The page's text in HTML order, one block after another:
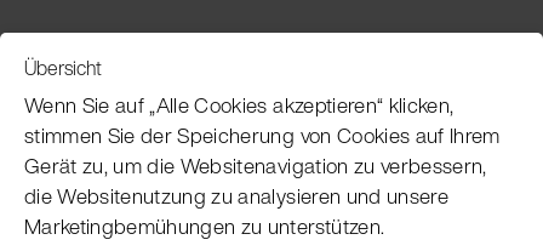
Pacojet Newsletter
Möchten Sie regelmäßig über Neuigkeiten,
Übersicht
Wenn Sie auf „Alle Cookies akzeptieren“ klicken,
stimmen Sie der Speicherung von Cookies auf Ihrem
Gerät zu, um die Websitenavigation zu verbessern,
die Websitenutzung zu analysieren und unsere
Marketingbemühungen zu unterstützen.